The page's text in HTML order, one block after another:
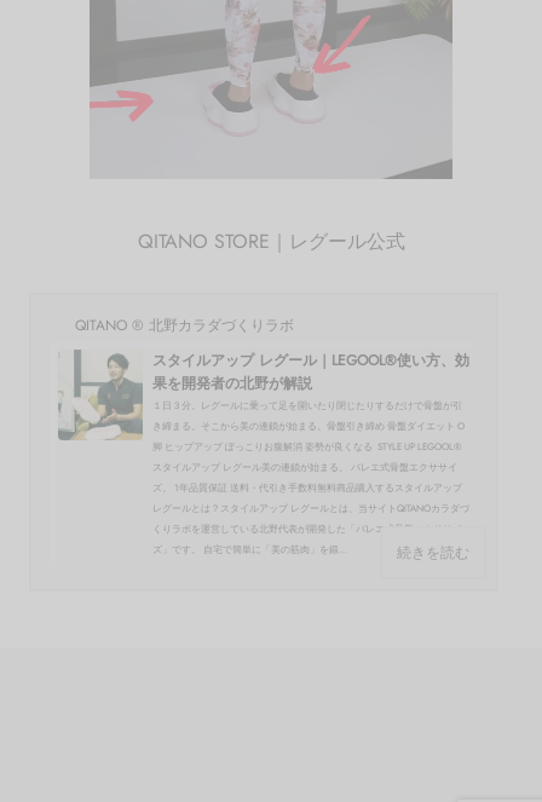
QITANO STORE｜レグール公式
QITANO ® 北野カラダづくりラボ
スタイルアップ レグール｜LEGOOL®使い方、効
果を開発者の北野が解説
１日３分。レグールに乗って足を開いたり閉じたりするだけで骨盤が引
き締まる。そこから美の連鎖が始まる。骨盤引き締め 骨盤ダイエット O
脚 ヒップアップ ぽっこりお腹解消 姿勢が良くなる STYLE UP LEGOOL®
スタイルアップ レグール美の連鎖が始まる。 バレエ式骨盤エクササイ
ズ。 1年品質保証 送料・代引き手数料無料商品購入するスタイルアップ
レグールとは？スタイルアップ レグールとは、当サイトQITANOカラダづ
くりラボを運営している北野代表が開発した「バレエ式骨盤エクササイ
ズ」です。 自宅で簡単に「美の筋肉」を鍛...
続きを読む